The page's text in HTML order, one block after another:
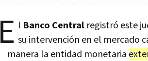
E l Banco Central registró este
su intervención en el mercado
manera la entidad monetaria